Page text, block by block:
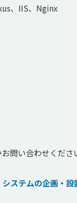
、IIS、Nginx
問い合わせくださ
ステムの企画・